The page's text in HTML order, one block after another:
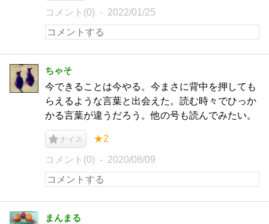
コメント(0) 2022/01/25
ちゃそ
今できることは今やる。今まさに背中を押しても
らえるような言葉と出会えた。読む時々でひっか
かる言葉が違うだろう。他の号も読んでみたい。
ナイス ★2
コメント(0) 2020/08/09
まんまる